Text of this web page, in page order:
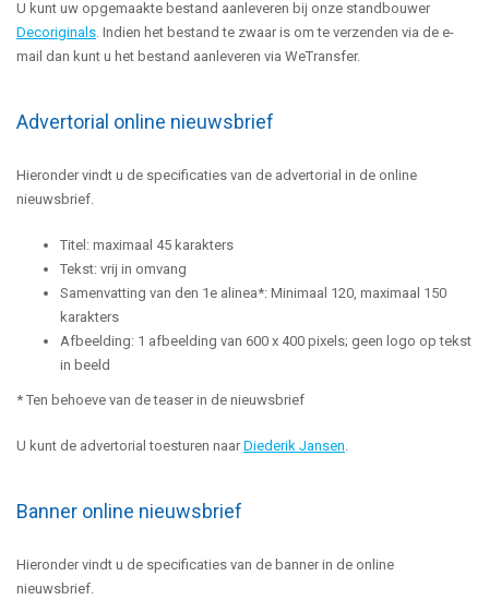
U kunt uw opgemaakte bestand aanleveren bij onze standbouwer
Decoriginals. Indien het bestand te zwaar is om te verzenden via de e-
mail dan kunt u het bestand aanleveren via WeTransfer.
Advertorial online nieuwsbrief
Hieronder vindt u de specificaties van de advertorial in de online
nieuwsbrief.
Titel: maximaal 45 karakters
Tekst: vrij in omvang
Samenvatting van den 1e alinea*: Minimaal 120, maximaal 150
karakters
Afbeelding: 1 afbeelding van 600 x 400 pixels; geen logo op tekst
in beeld
* Ten behoeve van de teaser in de nieuwsbrief
U kunt de advertorial toesturen naarDiederik Jansen.
Banner online nieuwsbrief
Hieronder vindt u de specificaties van de banner in de online
nieuwsbrief.